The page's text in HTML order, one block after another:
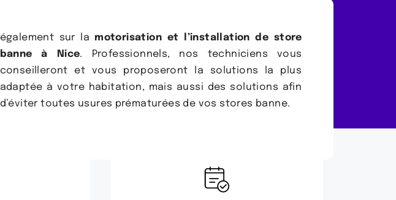
également sur la motorisation et l’installation de store
banne à Nice. Professionnels, nos techniciens vous
conseilleront et vous proposeront la solutions la plus
adaptée à votre habitation, mais aussi des solutions afin
d’éviter toutes usures prématurées de vos stores banne.